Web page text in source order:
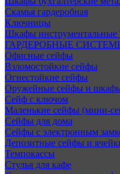
Скамья гардеробная
Ключницы
Шкафы
ГАРДЕРОБНЫЕ
Офисные сейфы
Взломостойкие сейфы
Огнестойкие сейфы
Оружейные сейфы и
Сейф с ключом
Маленькие сейфы (мини-
Сейфы для дома
Сейфы с электронным
Депозитные сейфы и
Темпокассы
Стулья для кафе